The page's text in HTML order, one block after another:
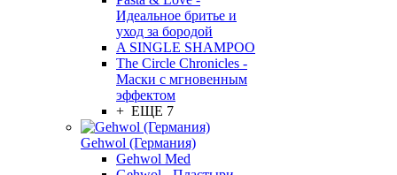
Идеальное бритье и
уход за бородой
A SINGLE SHAMPOO
The Circle Chronicles -
Маски с мгновенным
эффектом
+ ЕЩЕ 7
Gehwol (Германия)
Gehwol Med